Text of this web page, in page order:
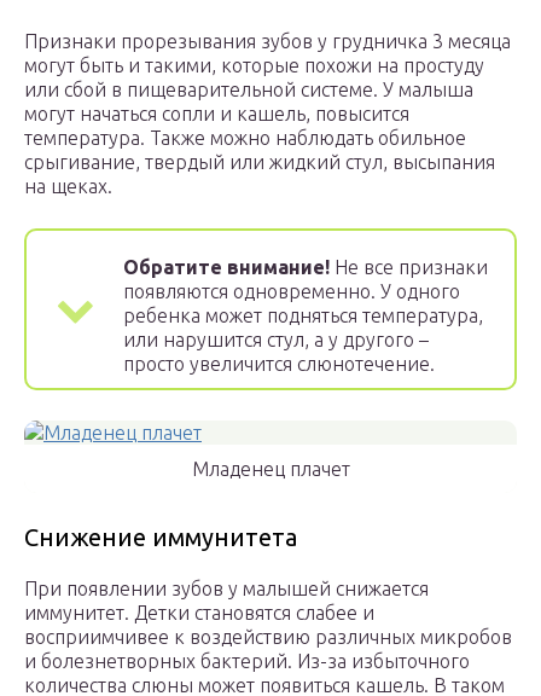
Признаки прорезывания зубов у грудничка 3 месяца
могут быть и такими, которые похожи на простуду
или сбой в пищеварительной системе. У малыша
могут начаться сопли и кашель, повысится
температура. Также можно наблюдать обильное
срыгивание, твердый или жидкий стул, высыпания
на щеках.
Обратите внимание! Не все признаки
появляются одновременно. У одного
ребенка может подняться температура,
или нарушится стул, а у другого –
просто увеличится слюнотечение.
Младенец плачет
Снижение иммунитета
При появлении зубов у малышей снижается
иммунитет. Детки становятся слабее и
восприимчивее к воздействию различных микробов
и болезнетворных бактерий. Из-за избыточного
количества слюны может появиться кашель. В таком